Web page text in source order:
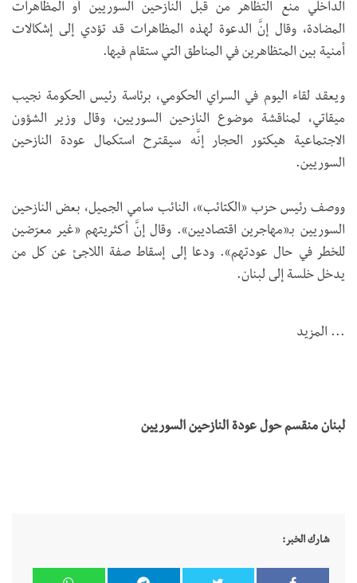
الداخلي منع التظاهر من قبل النازحين السوريين أو المظاهرات
المضادة، وقال إنَّ الدعوة لهذه المظاهرات قد تؤدي إلى إشكالات
أمنية بين المتظاهرين في المناطق التي ستقام فيها.
ويعقد لقاء اليوم في السراي الحكومي، برئاسة رئيس الحكومة نجيب
ميقاتي، لمناقشة موضوع النازحين السوريين، وقال وزير الشؤون
الاجتماعية هيكتور الحجار إنَّه سيقترح استكمال عودة النازحين
السوريين.
ووصف رئيس حزب «الكتائب»، النائب سامي الجميل، بعض النازحين
السوريين بـ«مهاجرين اقتصاديين». وقال إنَّ أكثريتهم «غير معرّضين
للخطر في حال عودتهم». ودعا إلى إسقاط صفة اللاجئ عن كل من
يدخل خلسة إلى لبنان.
... المزيد
لبنان منقسم حول عودة النازحين السوريين
شارك الخبر: